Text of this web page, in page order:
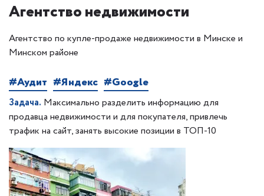
Агентство недвижимости
Агентство по купле-продаже недвижимости в Минске и
Минском районе
#Аудит #Яндекс #Google
Задача. Максимально разделить информацию для
продавца недвижимости и для покупателя, привлечь
трафик на сайт, занять высокие позиции в ТОП-10